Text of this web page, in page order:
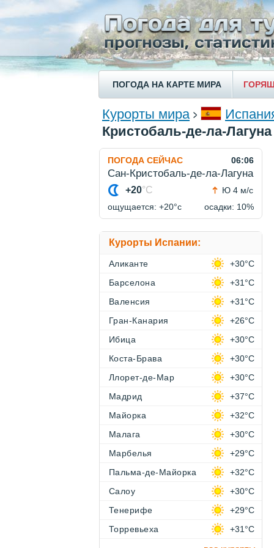
ПОГОДА НА КАРТЕ МИРА
Курорты мира
Кристобаль-де-ла-
ПОГОДА СЕЙЧАС 06:06
Сан-Кристобаль-де-ла-Лагуна
+20°C
Ю 4 м/с
ощущается: +20°c
осадки: 10%
Курорты Испании:
Аликанте
+30°C
Барселона
+31°C
Валенсия
+31°C
Гран-Канария
+26°C
Ибица
+30°C
Коста-Брава
+30°C
Ллорет-де-Мар
+30°C
Мадрид
+37°C
Майорка
+32°C
Малага
+30°C
Марбелья
+29°C
Пальма-де-Майорка
+32°C
Салоу
+30°C
Тенерифе
+29°C
Торревьеха
+31°C